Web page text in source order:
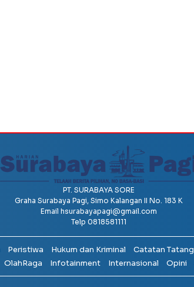
PT. SURABAYA SORE
Graha Surabaya Pagi, Simo Kalangan II No. 183 K
Email hsurabayapagi@gmail.com
Telp 0818581111
Peristiwa Hukum dan Kriminal Catatan Tatang
OlahRaga Infotainment Internasional Opini